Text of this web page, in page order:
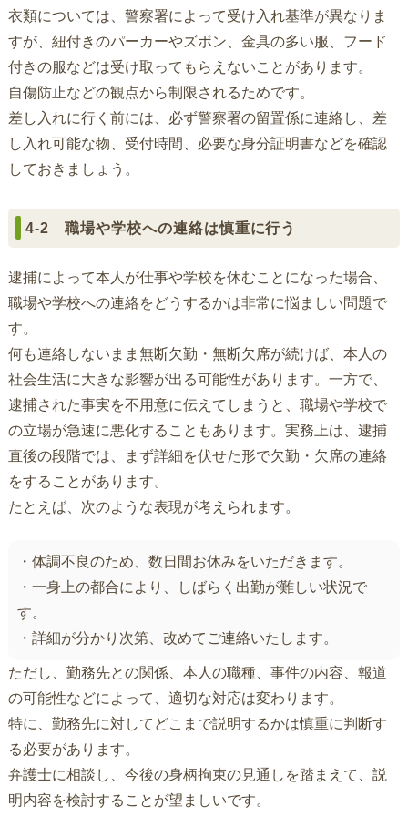
衣類については、警察署によって受け入れ基準が異なりま
すが、紐付きのパーカーやズボン、金具の多い服、フード
付きの服などは受け取ってもらえないことがあります。
自傷防止などの観点から制限されるためです。
差し入れに行く前には、必ず警察署の留置係に連絡し、差
し入れ可能な物、受付時間、必要な身分証明書などを確認
しておきましょう。
4-2 職場や学校への連絡は慎重に行う
逮捕によって本人が仕事や学校を休むことになった場合、
職場や学校への連絡をどうするかは非常に悩ましい問題で
す。
何も連絡しないまま無断欠勤・無断欠席が続けば、本人の
社会生活に大きな影響が出る可能性があります。一方で、
逮捕された事実を不用意に伝えてしまうと、職場や学校で
の立場が急速に悪化することもあります。実務上は、逮捕
直後の段階では、まず詳細を伏せた形で欠勤・欠席の連絡
をすることがあります。
たとえば、次のような表現が考えられます。
・体調不良のため、数日間お休みをいただきます。
・一身上の都合により、しばらく出勤が難しい状況で
す。
・詳細が分かり次第、改めてご連絡いたします。
ただし、勤務先との関係、本人の職種、事件の内容、報道
の可能性などによって、適切な対応は変わります。
特に、勤務先に対してどこまで説明するかは慎重に判断す
る必要があります。
弁護士に相談し、今後の身柄拘束の見通しを踏まえて、説
明内容を検討することが望ましいです。